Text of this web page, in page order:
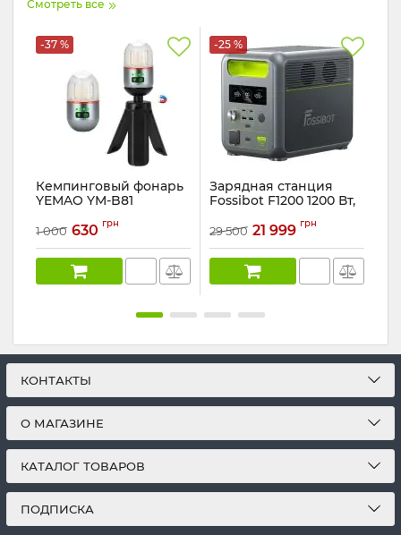
Смотреть все
-37 %
Кемпинговый фонарь
YEMAO YM-B81
Артикул:YM-B81
1 000 630 грн
-25 %
Зарядная станция
Fossibot F1200 1200 Вт,
UPS), зеленая
Артикул:F1200
29 500 21 999 грн
КОНТАКТЫ
О МАГАЗИНЕ
КАТАЛОГ ТОВАРОВ
ПОДПИСКА